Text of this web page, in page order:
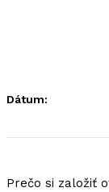
Dátum:
Prečo si založiť